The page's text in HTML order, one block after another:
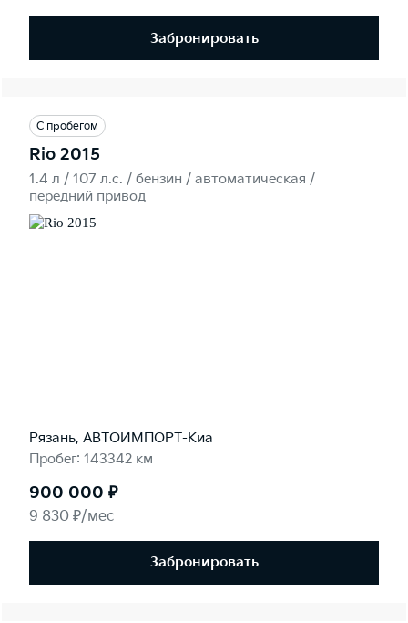
Забронировать
С пробегом
Rio 2015
1.4 л / 107 л.c. / бензин / автоматическая /
передний привод
Рязань, АВТОИМПОРТ-Киа
Пробег: 143342 км
900 000 ₽
9 830 ₽/мес
Забронировать